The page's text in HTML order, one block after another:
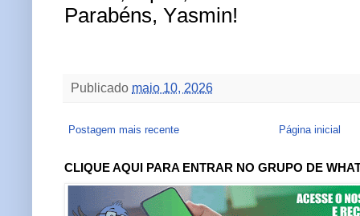
Parabéns, Yasmin!
Publicado maio 10, 2026
Postagem mais recente Página inicial
CLIQUE AQUI PARA ENTRAR NO GRUPO DE